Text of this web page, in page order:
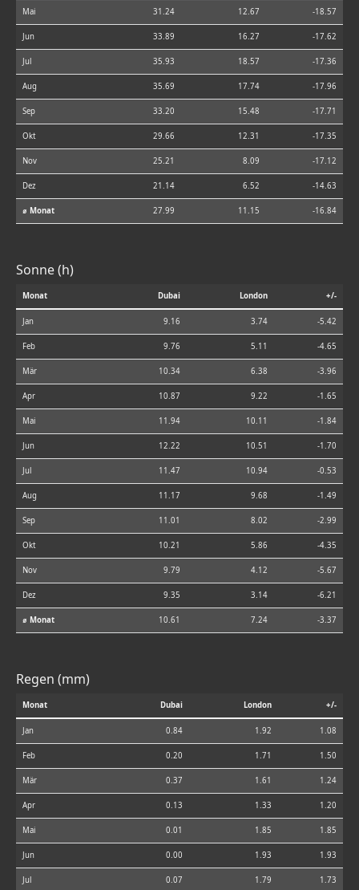
Mai 31.24 12.67 -18.57
Jun 33.89 16.27 -17.62
Jul 35.93 18.57 -17.36
Aug 35.69 17.74 -17.96
Sep 33.20 15.48 -17.71
Okt 29.66 12.31 -17.35
Nov 25.21 8.09 -17.12
Dez 21.14 6.52 -14.63
⌀ Monat 27.99 11.15 -16.84
Sonne (h)
Monat Dubai London +/-
Jan 9.16 3.74 -5.42
Feb 9.76 5.11 -4.65
Mär 10.34 6.38 -3.96
Apr 10.87 9.22 -1.65
Mai 11.94 10.11 -1.84
Jun 12.22 10.51 -1.70
Jul 11.47 10.94 -0.53
Aug 11.17 9.68 -1.49
Sep 11.01 8.02 -2.99
Okt 10.21 5.86 -4.35
Nov 9.79 4.12 -5.67
Dez 9.35 3.14 -6.21
⌀ Monat 10.61 7.24 -3.37
Regen (mm)
Monat Dubai London +/-
Jan 0.84 1.92 1.08
Feb 0.20 1.71 1.50
Mär 0.37 1.61 1.24
Apr 0.13 1.33 1.20
Mai 0.01 1.85 1.85
Jun 0.00 1.93 1.93
Jul 0.07 1.79 1.73